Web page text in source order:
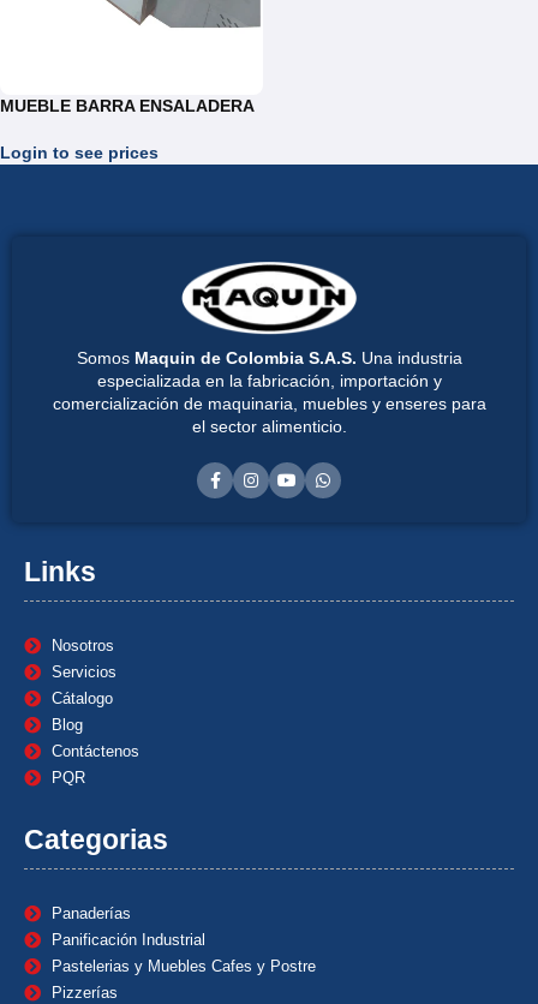
MUEBLE BARRA ENSALADERA
Login to see prices
Somos Maquin de Colombia S.A.S. Una industria
especializada en la fabricación, importación y
comercialización de maquinaria, muebles y enseres para
el sector alimenticio.
Links
Nosotros
Servicios
Cátalogo
Blog
Contáctenos
PQR
Categorias
Panaderías
Panificación Industrial
Pastelerias y Muebles Cafes y Postre
Pizzerías